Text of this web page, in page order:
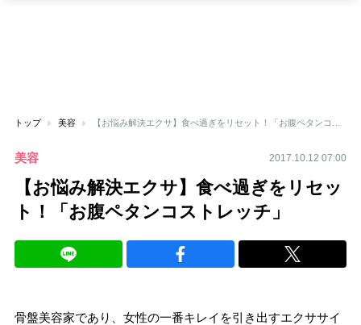
トップ 美容
美容 2017.10.12 07:00
【お悩み解決エクサ】食べ過ぎをリセッ
ト！「お腹ペタンコストレッチ」
骨盤美容家であり、女性の一番キレイを引き出すエクササイ